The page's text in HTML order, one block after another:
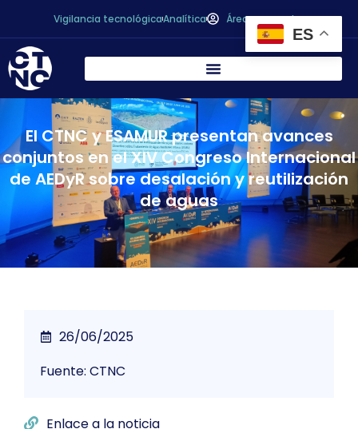
Vigilancia tecnológicaAnalítica Área personal
El CTNC y ESAMUR presentan avances
conjuntos en el XIV Congreso Internacional
de AEDyR sobre desalación y reutilización
de aguas
26/06/2025
Fuente: CTNC
Enlace a la noticia
ES